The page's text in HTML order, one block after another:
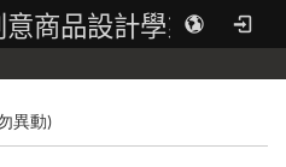
商品設計學系
異動)